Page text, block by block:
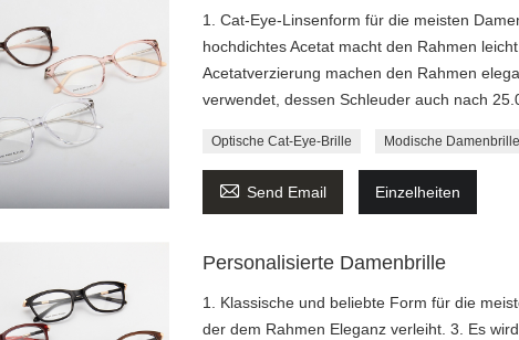
1. Cat-Eye-Linsenform für die meisten
hochdichtes Acetat macht den Rahmen
Acetatverzierung machen den Rahmen
verwendet, dessen Schleuder auch nach
Optische Cat-Eye-Brille Modische Damenbrille
 Send Email Einzelheiten
Personalisierte Damenbrille
1. Klassische und beliebte Form für die
der dem Rahmen Eleganz verleiht. 3. Es